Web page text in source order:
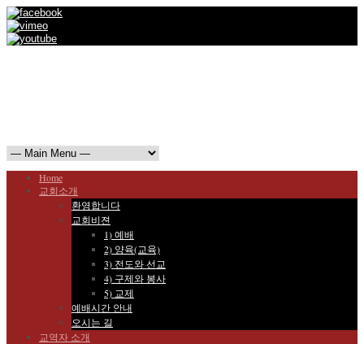
Home
교회소개
환영합니다
교회비젼
1) 예배
2) 양육(교육)
3) 전도와 선교
4) 구제와 봉사
5) 교제
예배시간 안내
오시는 길
교역자 소개